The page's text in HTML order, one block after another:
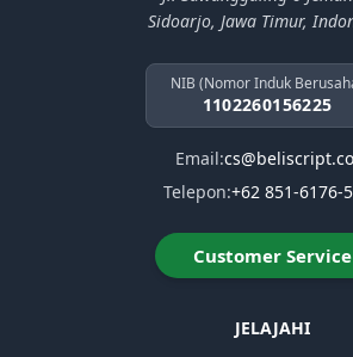
Sidoarjo, Jawa Timur,
NIB (Nomor Induk
1102260156225
Email:
Telepon:+62 851-6176-
Customer Service
JELAJAHI